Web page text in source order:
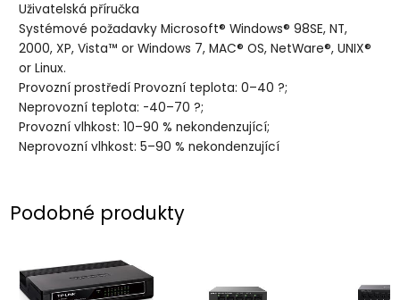
Uživatelská příručka
Systémové požadavky Microsoft® Windows® 98SE, NT,
2000, XP, Vista™ or Windows 7, MAC® OS, NetWare®, UNIX®
or Linux.
Provozní prostředí Provozní teplota: 0–40 ?;
Neprovozní teplota: -40–70 ?;
Provozní vlhkost: 10–90 % nekondenzující;
Neprovozní vlhkost: 5–90 % nekondenzující
Podobné produkty